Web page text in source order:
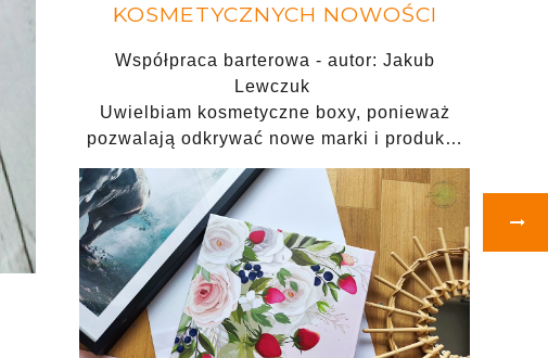
KOSMETYCZNYCH NOWOŚCI
Współpraca barterowa - autor: Jakub
Lewczuk
Uwielbiam kosmetyczne boxy, ponieważ
pozwalają odkrywać nowe marki i produk…